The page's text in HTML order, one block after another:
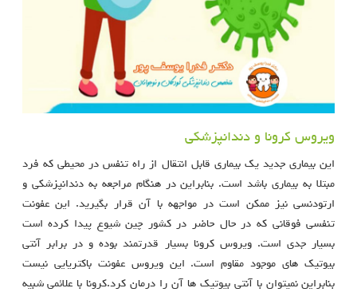
ویروس کرونا و دندانپزشکی
این بیماری جدید یک بیماری قابل انتقال از راه تنفس در محیطی که فرد
مبتلا به بیماری باشد است. بنابراین در هنگام مراجعه به دندانپزشکی و
ارتودنسی نیز ممکن است در مواجهه با آن قرار بگیرید. این عفونت
تنفسی فوقانی که در حال حاضر در کشور چین شیوع پیدا کرده است
بسیار جدی است. ویروس کرونا بسیار قدرتمند بوده و در برابر آنتی
بیوتیک های موجود مقاوم است. این ویروس عفونت باکتریایی نیست
بنابراین نمیتوان با آنتی بیوتیک ها آن را درمان کرد.کرونا با علائمی شبیه